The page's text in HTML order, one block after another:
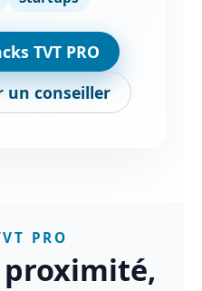
TVT PRO
un conseiller
PRO